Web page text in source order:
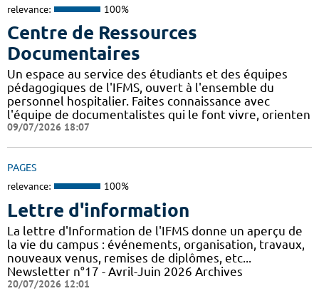
relevance: 100%
Centre de Ressources
Documentaires
Un espace au service des étudiants et des équipes
pédagogiques de l'IFMS, ouvert à l'ensemble du
personnel hospitalier. Faites connaissance avec
l'équipe de documentalistes qui le font vivre, orienten
09/07/2026 18:07
PAGES
relevance: 100%
Lettre d'information
La lettre d'Information de l'IFMS donne un aperçu de
la vie du campus : événements, organisation, travaux,
nouveaux venus, remises de diplômes, etc...
Newsletter n°17 - Avril-Juin 2026 Archives
20/07/2026 12:01